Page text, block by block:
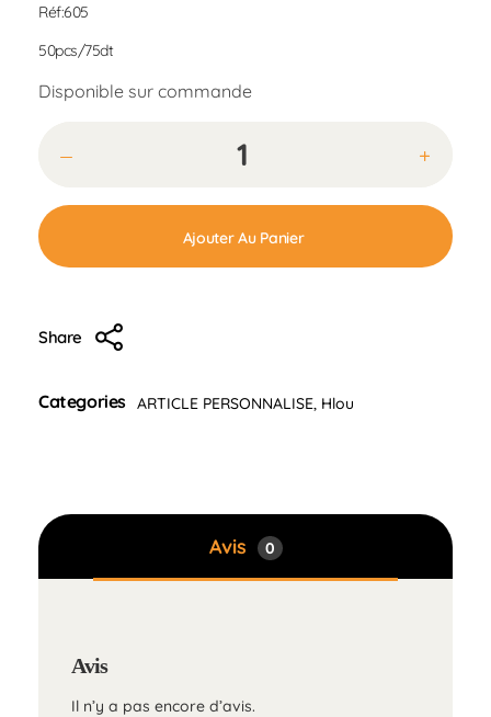
Réf:605
50pcs/75dt
Disponible sur commande
Ajouter Au Panier
Share
Categories ARTICLE PERSONNALISE, Hlou
Avis 0
Avis
Il n’y a pas encore d’avis.